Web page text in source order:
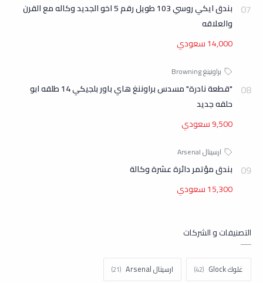
بندق ايكي روسي 103 طويل رقم 5 اخو الجديد وكاله مع القرن
والعلاقه
14,000 سعودي
"قطعة نادرة" مسدس براوننغ هاي باور بلجيكي 14 طلقه ابو
حلقه جديد
9,500 سعودي
بندق مؤتمر دائرة عشرة وكالة
15,300 سعودي
التصنيفات و الشركات
غلوك Glock ارسينال Arsenal